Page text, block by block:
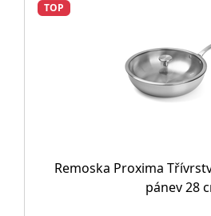
TOP
Remoska Proxima
pánev 28